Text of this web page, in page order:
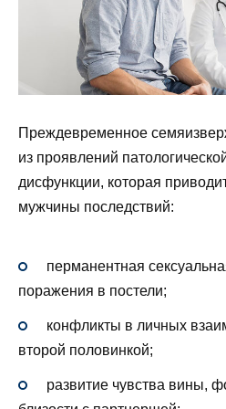
Преждевременное
из проявлений
дисфункции, которая
мужчины последствий:
перманентная
поражения в постели;
конфликты в личных
второй половинкой;
развитие чувства вины,